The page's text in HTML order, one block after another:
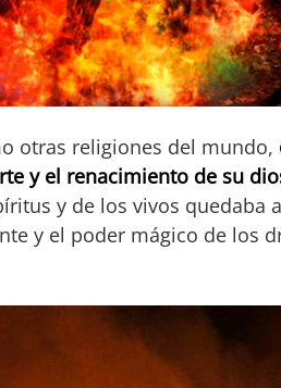
otras religiones del mundo,
y el renacimiento de su
y de los vivos quedaba
y el poder mágico de los